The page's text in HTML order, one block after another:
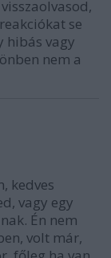
se
hibás vagy
nem a
kedves
vagy egy
Én nem
volt már,